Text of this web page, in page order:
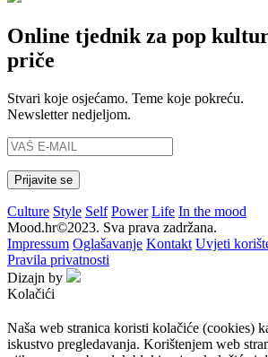
Online tjednik za pop
priče
Stvari koje osjećamo. Teme koje pokreću.
Newsletter nedjeljom.
Culture Style Self Power Life In the mood
Mood.hr©2023. Sva prava zadržana.
Impressum Oglašavanje Kontakt Uvjeti
Pravila privatnosti
Dizajn by
Kolačići
Naša web stranica koristi kolačiće (cookies)
iskustvo pregledavanja. Korištenjem web